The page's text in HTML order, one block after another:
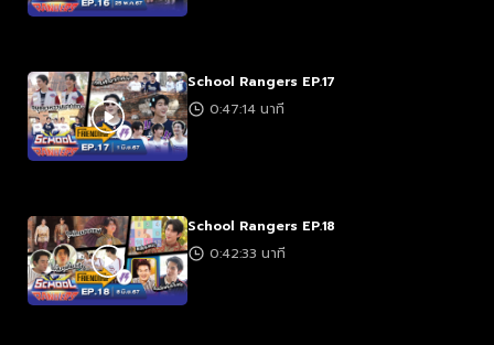
School Rangers EP.17
0:47:14 นาที
School Rangers EP.18
0:42:33 นาที